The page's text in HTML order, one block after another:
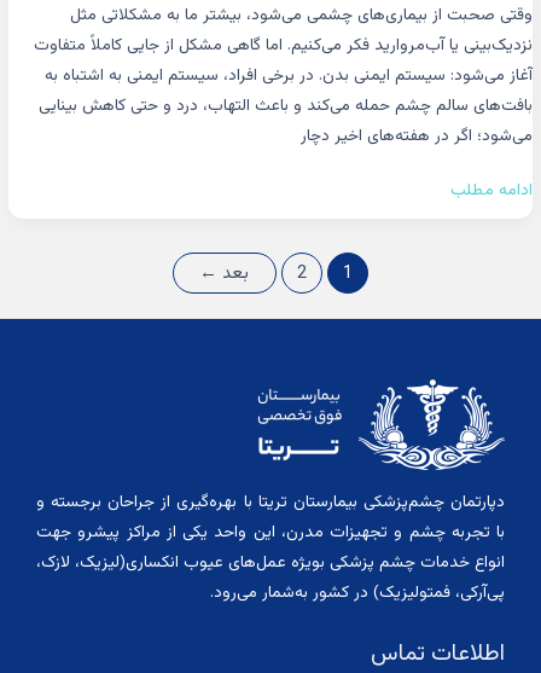
وقتی صحبت از بیماری‌های چشمی می‌شود، بیشتر ما به مشکلاتی مثل
نزدیک‌بینی یا آب‌مروارید فکر می‌کنیم. اما گاهی مشکل از جایی کاملاً متفاوت
آغاز می‌شود: سیستم ایمنی بدن. در برخی افراد، سیستم ایمنی به اشتباه به
بافت‌های سالم چشم حمله می‌کند و باعث التهاب، درد و حتی کاهش بینایی
می‌شود؛ اگر در هفته‌های اخیر دچار
ادامه مطلب
1
2 بعد ←
دپارتمان چشم‌پزشکی بیمارستان تریتا با بهره‌گیری از جراحان برجسته و
با تجربه چشم و تجهیزات مدرن، این واحد یکی از مراکز پیشرو جهت
انواع خدمات چشم پزشکی بویژه عمل‌های عیوب انکساری(لیزیک، لازک،
پی‌آرکی، فمتولیزیک) در کشور به‌شمار می‌رود.
اطلاعات تماس